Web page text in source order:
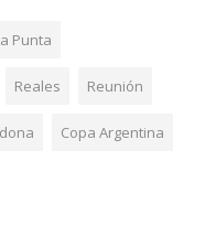
Punta
Reales Reunión
Copa Argentina